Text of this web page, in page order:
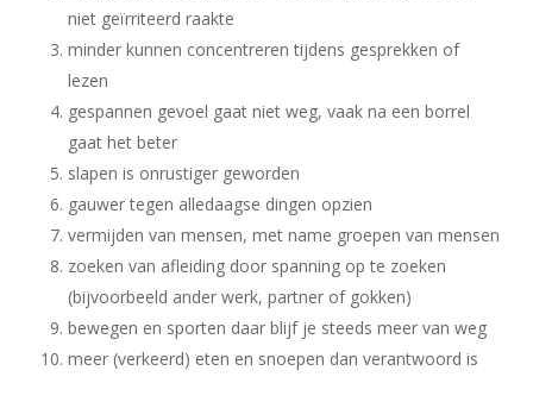
niet geïrriteerd raakte
minder kunnen concentreren tijdens gesprekken of
lezen
gespannen gevoel gaat niet weg, vaak na een borrel
gaat het beter
slapen is onrustiger geworden
gauwer tegen alledaagse dingen opzien
vermijden van mensen, met name groepen van mensen
zoeken van afleiding door spanning op te zoeken
(bijvoorbeeld ander werk, partner of gokken)
bewegen en sporten daar blijf je steeds meer van weg
meer (verkeerd) eten en snoepen dan verantwoord is